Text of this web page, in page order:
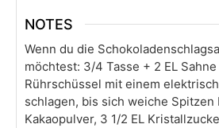
NOTES
Wenn du die
möchtest: 3/4 Tasse + 2 EL
Rührschüssel mit einem
schlagen, bis sich weiche Spitzen
Kakaopulver, 3 1/2 EL